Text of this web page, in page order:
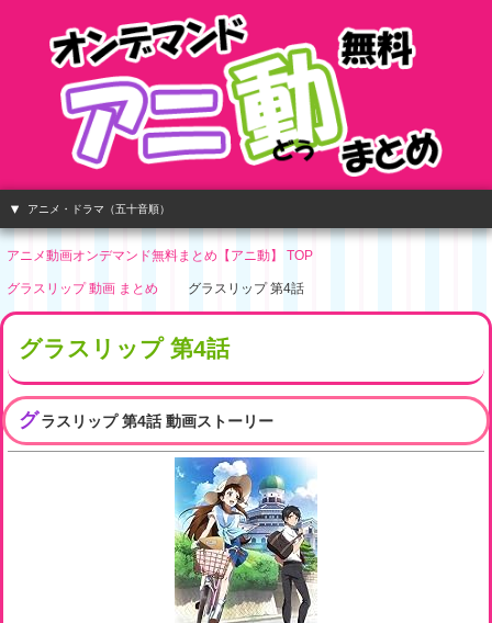
アニメ・ドラマ（五十音順）
アニメ動画オンデマンド無料まとめ【アニ動】 TOP
グラスリップ 動画 まとめ グラスリップ 第4話
グラスリップ 第4話
グラスリップ 第4話 動画ストーリー